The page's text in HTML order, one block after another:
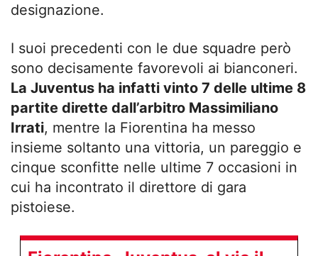
designazione.
I suoi precedenti con le due squadre però
sono decisamente favorevoli ai bianconeri.
La Juventus ha infatti vinto 7 delle ultime 8
partite dirette dall’arbitro Massimiliano
Irrati, mentre la Fiorentina ha messo
insieme soltanto una vittoria, un pareggio e
cinque sconfitte nelle ultime 7 occasioni in
cui ha incontrato il direttore di gara
pistoiese.